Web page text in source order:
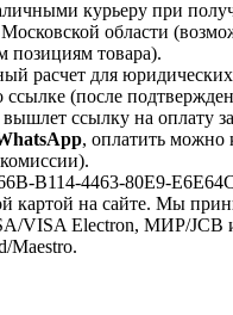
курьеру при
области
позициям товара).
расчет для
(после
ссылку на оплату
, оплатить можно
картой на сайте. Мы
VISA Electron, МИР/JCB
Maestro.